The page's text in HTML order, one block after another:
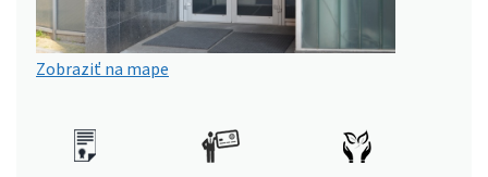
Zobraziť na mape